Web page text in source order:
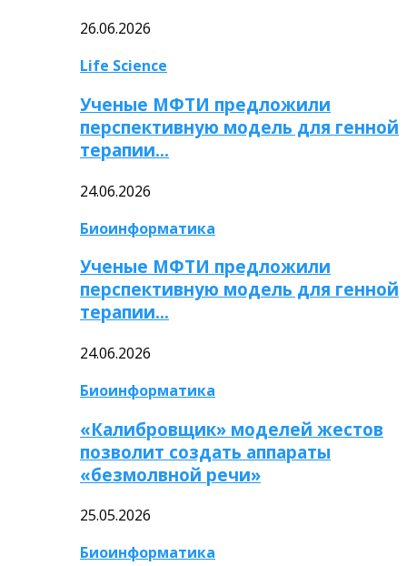
26.06.2026
Life Science
Ученые МФТИ предложили
перспективную модель для генной
терапии…
24.06.2026
Биоинформатика
Ученые МФТИ предложили
перспективную модель для генной
терапии…
24.06.2026
Биоинформатика
«Калибровщик» моделей жестов
позволит создать аппараты
«безмолвной речи»
25.05.2026
Биоинформатика